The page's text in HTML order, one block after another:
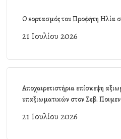
Ο εορτασμός του Προφήτη Ηλία
21 Ιουλίου 2026
Αποχαιρετιστήρια επίσκεψη
υπαξιωματικών στον Σεβ.
21 Ιουλίου 2026